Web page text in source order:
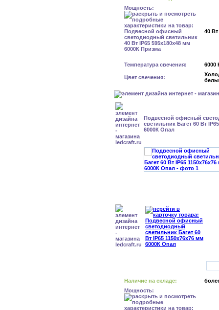
Мощность:
40 Вт
Температура свечения: 6000
Цвет свечения:
Подвесной офисный
светильник Багет 60 Вт
6000К Опал
Наличие на складе:
Мощность: